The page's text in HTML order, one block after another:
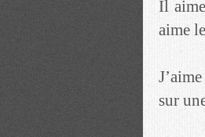
Il
aime
sur